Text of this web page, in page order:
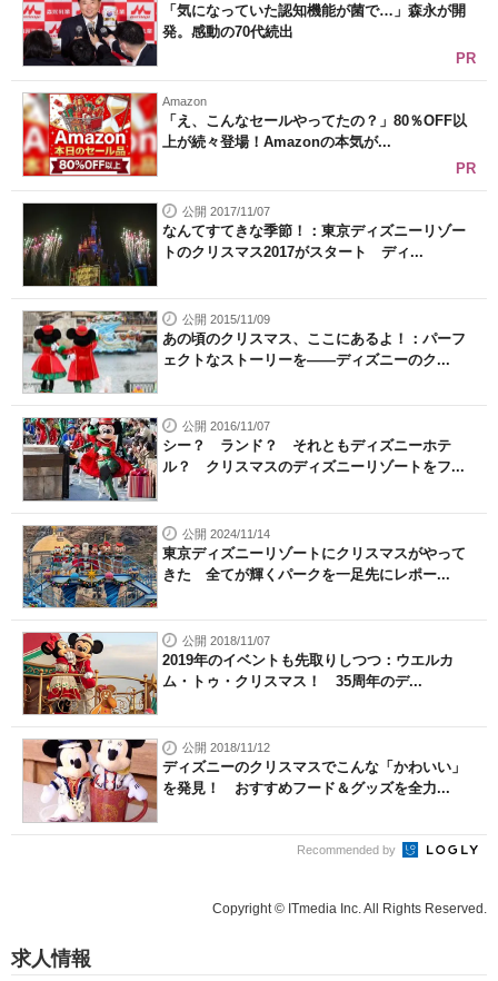
「気になっていた認知機能が菌で…」森永が開
発。感動の70代続出
PR
Amazon
「え、こんなセールやってたの？」80％OFF以
上が続々登場！Amazonの本気が...
PR
公開 2017/11/07
なんてすてきな季節！：東京ディズニーリゾー
トのクリスマス2017がスタート ディ...
公開 2015/11/09
あの頃のクリスマス、ここにあるよ！：パーフ
ェクトなストーリーを――ディズニーのク...
公開 2016/11/07
シー？ ランド？ それともディズニーホテ
ル？ クリスマスのディズニーリゾートをフ...
公開 2024/11/14
東京ディズニーリゾートにクリスマスがやって
きた 全てが輝くパークを一足先にレポー...
公開 2018/11/07
2019年のイベントも先取りしつつ：ウエルカ
ム・トゥ・クリスマス！ 35周年のデ...
公開 2018/11/12
ディズニーのクリスマスでこんな「かわいい」
を発見！ おすすめフード＆グッズを全力...
Recommended by
Copyright © ITmedia Inc. All Rights Reserved.
求人情報